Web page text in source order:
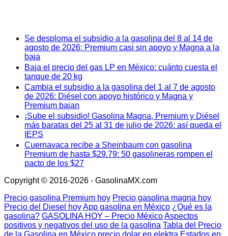
Se desploma el subsidio a la gasolina del 8 al 14 de
agosto de 2026: Premium casi sin apoyo y Magna a la
baja
Baja el precio del gas LP en México: cuánto cuesta el
tanque de 20 kg
Cambia el subsidio a la gasolina del 1 al 7 de agosto
de 2026: Diésel con apoyo histórico y Magna y
Premium bajan
¡Sube el subsidio! Gasolina Magna, Premium y Diésel
más baratas del 25 al 31 de julio de 2026: así queda el
IEPS
Cuernavaca recibe a Sheinbaum con gasolina
Premium de hasta $29.79: 50 gasolineras rompen el
pacto de los $27
Copyright © 2016-2026 - GasolinaMX.com
Precio gasolina Premium hoy Precio gasolina magna hoy
Precio del Diesel hoyApp gasolina en México ¿Qué es la
gasolina? GASOLINA HOY – Precio MéxicoAspectos
positivos y negativos del uso de la gasolina Tabla del Precio
de la Gasolina en México precio dolar en elektra Estados en